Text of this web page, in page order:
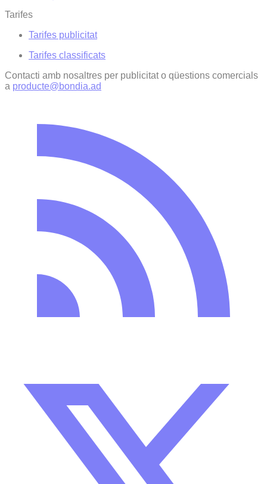
Tarifes
Tarifes publicitat
Tarifes classificats
Contacti amb nosaltres per publicitat o qüestions comercials
a producte@bondia.ad